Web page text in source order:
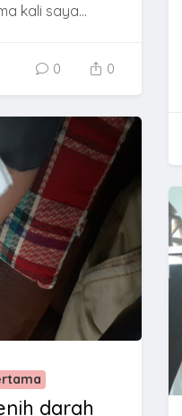
kali saya...
0 0
darah